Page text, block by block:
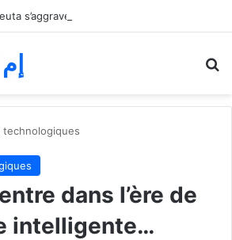
إم ٢٤ برس
technologiques
dans l’ère de
intelligente…